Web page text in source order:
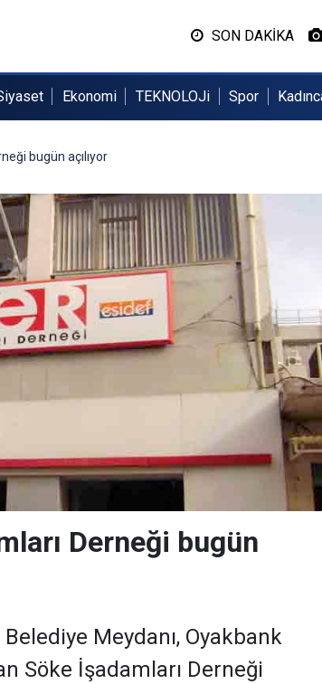
SON DAKİKA
Ekonomi TEKNOLOJi Spor
bugün açılıyor
Derneği bugün
Meydanı, Oyakbank
Söke İşadamları Derneği